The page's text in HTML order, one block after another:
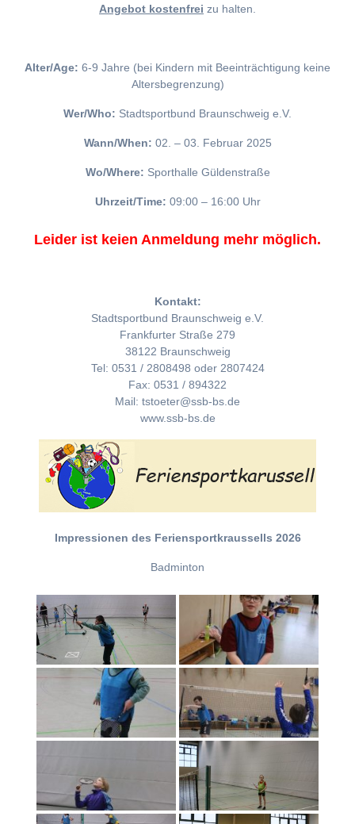
Angebot kostenfrei zu halten.
Alter/Age: 6-9 Jahre (bei Kindern mit Beeinträchtigung keine
Altersbegrenzung)
Wer/Who: Stadtsportbund Braunschweig e.V.
Wann/When: 02. – 03. Februar 2025
Wo/Where: Sporthalle Güldenstraße
Uhrzeit/Time: 09:00 – 16:00 Uhr
Leider ist keien Anmeldung mehr möglich.
Kontakt:
Stadtsportbund Braunschweig e.V.
Frankfurter Straße 279
38122 Braunschweig
Tel: 0531 / 2808498 oder 2807424
Fax: 0531 / 894322
Mail: tstoeter@ssb-bs.de
www.ssb-bs.de
Impressionen des Feriensportkraussells 2026
Badminton